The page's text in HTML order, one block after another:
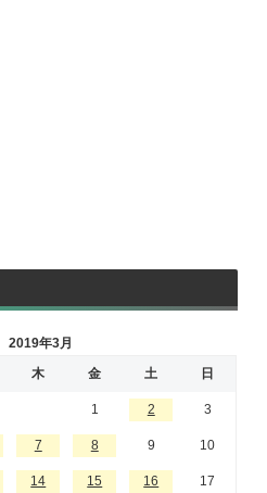
2019年3月
木 金 土 日
1 2 3
7 8 9 10
14 15 16 17